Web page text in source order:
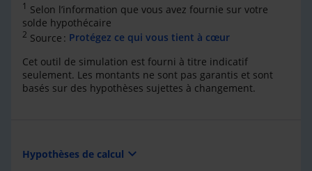
1 Selon l’information que vous avez fournie sur votre
solde hypothécaire
2 Source : Protégez ce qui vous tient à cœur
Cet outil de simulation est fourni à titre indicatif
seulement. Les montants ne sont pas garantis et sont
basés sur des hypothèses sujettes à changement.
Hypothèses de calcul expand_more